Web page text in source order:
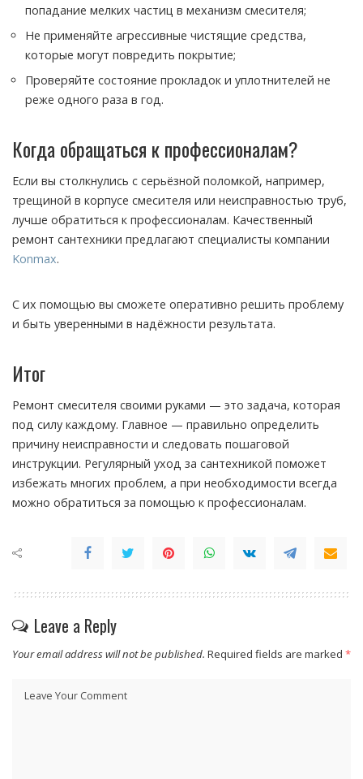
попадание мелких частиц в механизм смесителя;
Не применяйте агрессивные чистящие средства,
которые могут повредить покрытие;
Проверяйте состояние прокладок и уплотнителей не
реже одного раза в год.
Когда обращаться к профессионалам?
Если вы столкнулись с серьёзной поломкой, например,
трещиной в корпусе смесителя или неисправностью труб,
лучше обратиться к профессионалам. Качественный
ремонт сантехники предлагают специалисты компании
Konmax.
С их помощью вы сможете оперативно решить проблему
и быть уверенными в надёжности результата.
Итог
Ремонт смесителя своими руками — это задача, которая
под силу каждому. Главное — правильно определить
причину неисправности и следовать пошаговой
инструкции. Регулярный уход за сантехникой поможет
избежать многих проблем, а при необходимости всегда
можно обратиться за помощью к профессионалам.
Leave a Reply
Your email address will not be published. Required fields are marked *